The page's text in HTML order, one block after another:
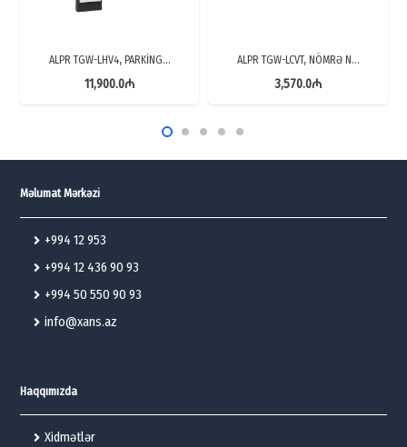
ALPR TGW-LHV4, PARKİNG…
11,900.0₼
ALPR TGW-LCVT, NÖMRƏ N…
3,570.0₼
Məlumat Mərkəzi
+994 12 953
+994 12 436 90 93
+994 50 550 90 93
info@xans.az
Haqqımızda
Xidmətlər